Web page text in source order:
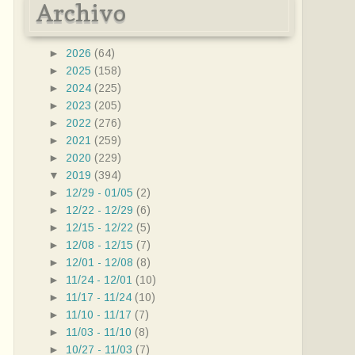
Archivo
► 2026 (64)
► 2025 (158)
► 2024 (225)
► 2023 (205)
► 2022 (276)
► 2021 (259)
► 2020 (229)
▼
2019 (394)
► 12/29 - 01/05 (2)
► 12/22 - 12/29 (6)
► 12/15 - 12/22 (5)
► 12/08 - 12/15 (7)
► 12/01 - 12/08 (8)
► 11/24 - 12/01 (10)
► 11/17 - 11/24 (10)
► 11/10 - 11/17 (7)
► 11/03 - 11/10 (8)
► 10/27 - 11/03 (7)